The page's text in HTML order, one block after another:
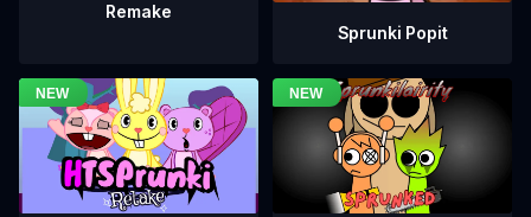
Remake
Sprunki Popit